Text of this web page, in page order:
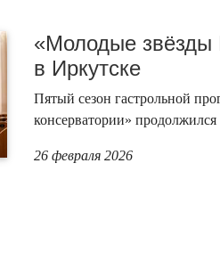
«Молодые звёзды
в Иркутске
Пятый сезон гастрольной
консерватории»
26 февраля 2026